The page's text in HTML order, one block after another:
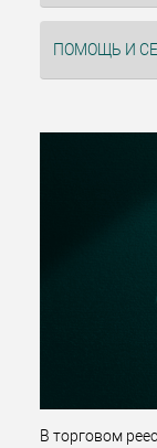
ПОМОЩЬ И
В торговом